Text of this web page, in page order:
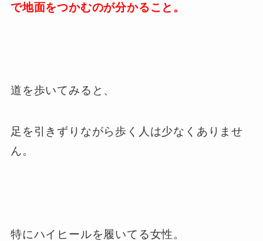
で地面をつかむのが分かること。
道を歩いてみると、
足を引きずりながら歩く人は少なくありませ
ん。
特にハイヒールを履いてる女性。